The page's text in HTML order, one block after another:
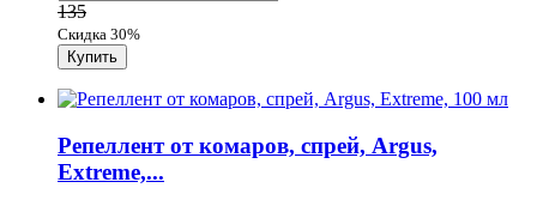
135
Скидка 30%
Репеллент от комаров, спрей, Argus,
Extreme,...